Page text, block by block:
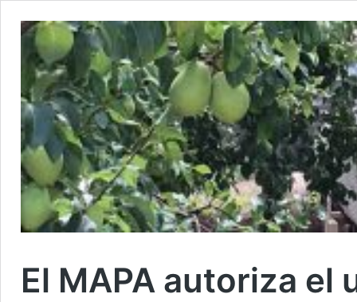
El MAPA autoriza el